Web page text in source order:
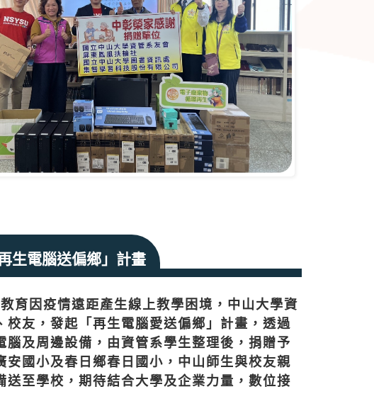
生電腦送偏鄉」計畫
育因疫情遠距產生線上教學困境，中山大學資
校友，發起「再生電腦愛送偏鄉」計畫，透過
腦及周邊設備，由資管系學生整理後，捐贈予
安國小及春日鄉春日國小，中山師生與校友親
送至學校，期待結合大學及企業力量，數位接